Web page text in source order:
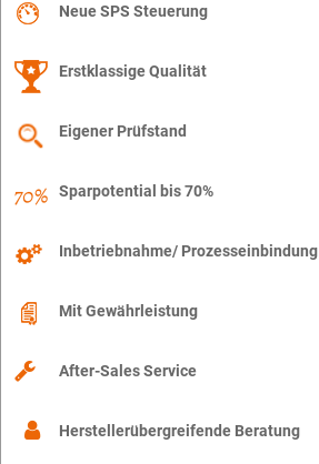
Neue SPS Steuerung
Erstklassige Qualität
Eigener Prüfstand
Sparpotential bis 70%
Inbetriebnahme/ Prozesseinbindung
Mit Gewährleistung
After-Sales Service
Herstellerübergreifende Beratung